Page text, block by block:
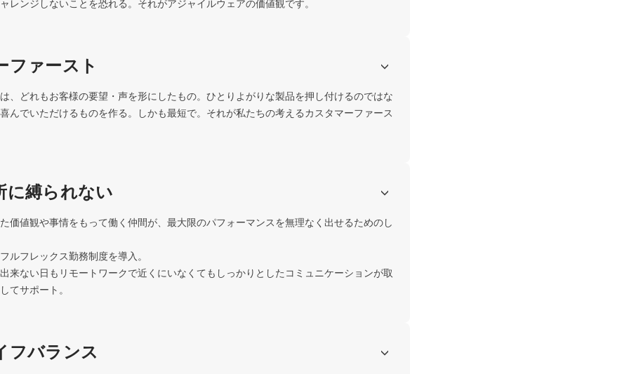
レンジしないことを恐れる。それがアジャイルウェアの価値観です。
ファースト
、どれもお客様の要望・声を形にしたもの。ひとりよがりな製品を押し付けるのではな
んでいただけるものを作る。しかも最短で。それが私たちの考えるカスタマーファース
に縛られない
価値観や事情をもって働く仲間が、最大限のパフォーマンスを無理なく出せるためのし
ルフレックス勤務制度を導入。
来ない日もリモートワークで近くにいなくてもしっかりとしたコミュニケーションが取
てサポート。
フバランス